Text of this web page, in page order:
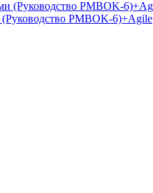
PMBOK-6)+Аgile